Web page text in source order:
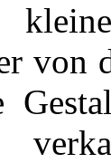
von